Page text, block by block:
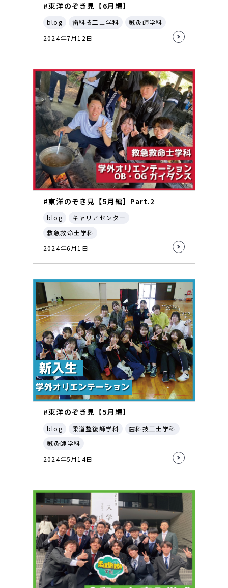
#東洋のぞき見【6月編】
blog 歯科技工士学科
鍼灸師学科
2024年7月12日
#東洋のぞき見【5月編】Part.2
blog
キャリアセンター
救急救命士学科
2024年6月1日
#東洋のぞき見【5月編】
blog 柔道整復師学科
歯科技工士学科
鍼灸師学科
2024年5月14日